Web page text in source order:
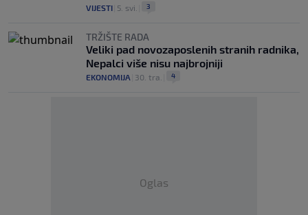
VIJESTI 5. svi. 3
TRŽIŠTE RADA
Veliki pad novozaposlenih stranih radnika,
Nepalci više nisu najbrojniji
EKONOMIJA 30. tra. 4
Oglas